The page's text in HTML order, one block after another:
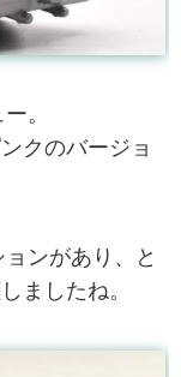
。
クのバージョ
ンがあり、と
ましたね。